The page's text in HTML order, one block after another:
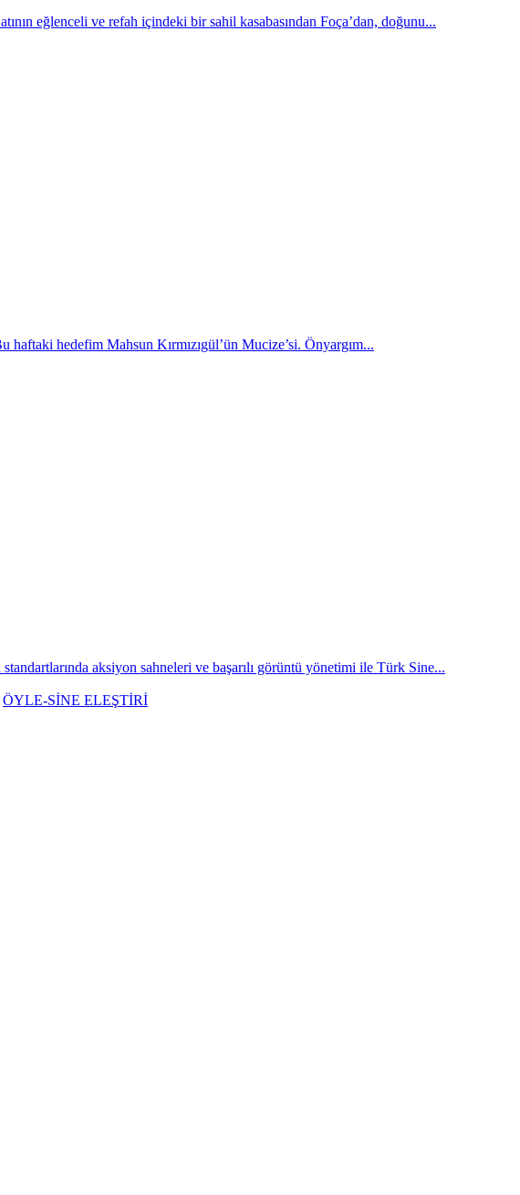
eğlenceli ve refah içindeki bir sahil kasabasından Foça’dan, doğunu...
hedefim Mahsun Kırmızıgül’ün Mucize’si. Önyargım...
aksiyon sahneleri ve başarılı görüntü yönetimi ile Türk Sine...
ÖYLE-SİNE ELEŞTİRİ